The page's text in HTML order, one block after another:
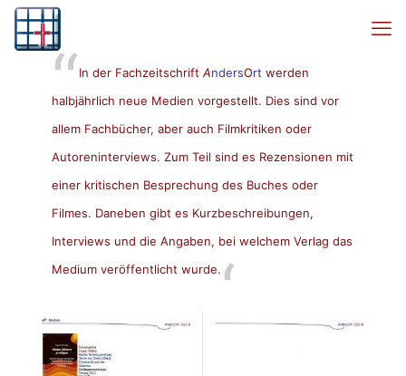
In der Fachzeitschrift AndersOrt werden
halbjährlich neue Medien vorgestellt. Dies sind vor
allem Fachbücher, aber auch Filmkritiken oder
Autoreninterviews. Zum Teil sind es Rezensionen mit
einer kritischen Besprechung des Buches oder
Filmes. Daneben gibt es Kurzbeschreibungen,
Interviews und die Angaben, bei welchem Verlag das
Medium veröffentlicht wurde.